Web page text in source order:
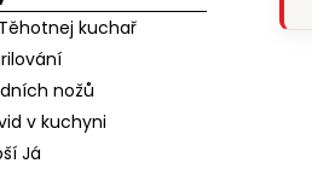
kuchař
nožů
v kuchyni
Já